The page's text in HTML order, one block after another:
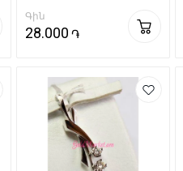
Գին
28.000 ֏